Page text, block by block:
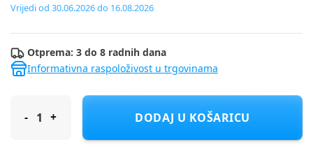
Vrijedi od 30.06.2026 do 16.08.2026
Otprema: 3 do 8 radnih dana
Informativna raspoloživost u trgovinama
SWIM ESSENTIALS dječja vodena podloga za igru s
DODAJ U KOŠARICU